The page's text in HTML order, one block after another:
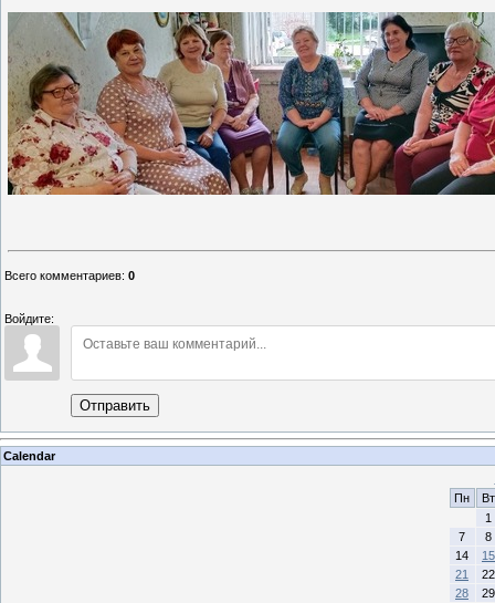
Всего комментариев: 0
Войдите:
Отправить
Calendar
Пн
Вт
1
7
8
14
15
21
22
28
29